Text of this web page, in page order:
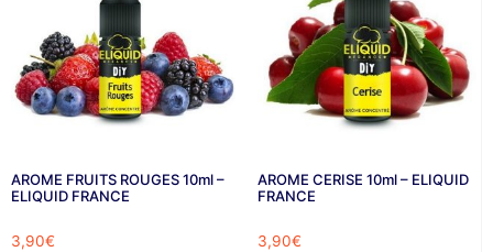
AROME FRUITS ROUGES 10ml –
ELIQUID FRANCE
3,90€
AROME CERISE 10ml – ELIQUID
FRANCE
3,90€